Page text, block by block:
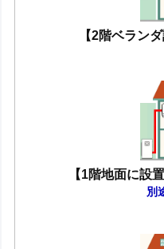
【2階ベラン
【1階地面に設
別